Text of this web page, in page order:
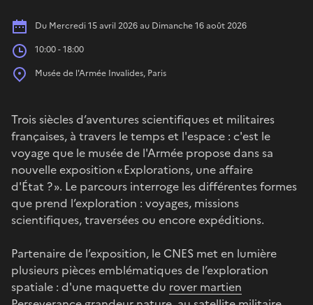
Date
Du Mercredi 15 avril 2026 au Dimanche 16 août 2026
Heures10:00 - 18:00
Place
Musée de l'Armée Invalides, Paris
Trois siècles d’aventures scientifiques et militaires
françaises, à travers le temps et l'espace : c'est le
voyage que le musée de l'Armée propose dans sa
nouvelle exposition « Explorations, une affaire
d'État ? ». Le parcours interroge les différentes formes
que prend l’exploration : voyages, missions
scientifiques, traversées ou encore expéditions.
Partenaire de l’exposition, le CNES met en lumière
plusieurs pièces emblématiques de l’exploration
spatiale : d'une maquette du rover martien